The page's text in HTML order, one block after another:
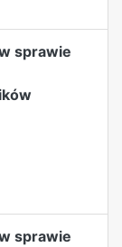
sprawie
sprawie